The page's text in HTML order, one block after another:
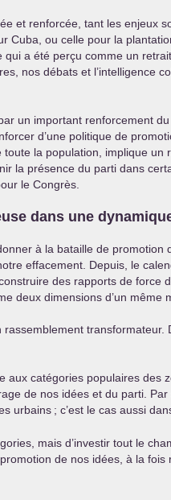
et renforcée, tant les
Cuba, ou celle pour la
a été perçu comme un
nos débats et l’intelligence
un important renforcement
d’une politique de
la population, implique
la présence du parti dans
le Congrès.
dans une
à la bataille de
effacement. Depuis, le
des rapports de force
deux dimensions d’un même
rassemblement
aux catégories populaires
de nos idées et du parti.
urbains ; c’est le cas aussi
mais d’investir tout le
de nos idées, à la